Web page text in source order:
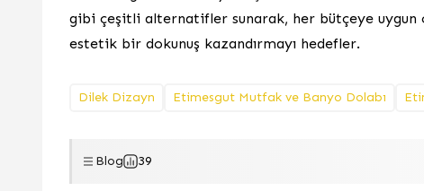
gibi çeşitli alternatifler sunarak, her bütçeye
estetik bir dokunuş kazandırmayı hedefler.
Dilek Dizayn Etimesgut Mutfak ve Banyo Dolabı
Blog 39